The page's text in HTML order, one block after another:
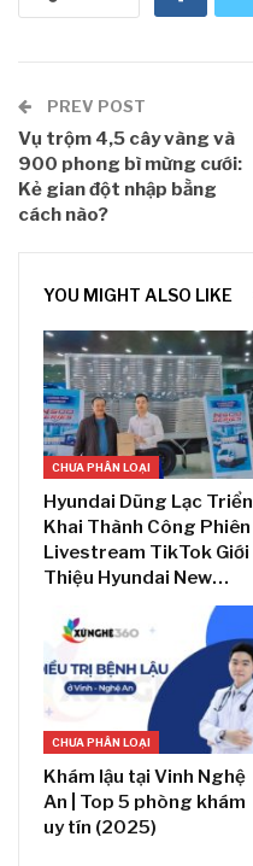
PREV POST
Vụ trộm 4,5 cây vàng và
900 phong bì mừng cưới:
Kẻ gian đột nhập bằng
cách nào?
YOU MIGHT ALSO LIKE
CHƯA PHÂN LOẠI
Hyundai Dũng Lạc Triển
Khai Thành Công Phiên
Livestream TikTok Giới
Thiệu Hyundai New…
CHƯA PHÂN LOẠI
Khám lậu tại Vinh Nghệ
An | Top 5 phòng khám
uy tín (2025)